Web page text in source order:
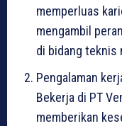
memperluas
mengambil
di bidang teknis
Pengalaman
Bekerja di PT
memberikan